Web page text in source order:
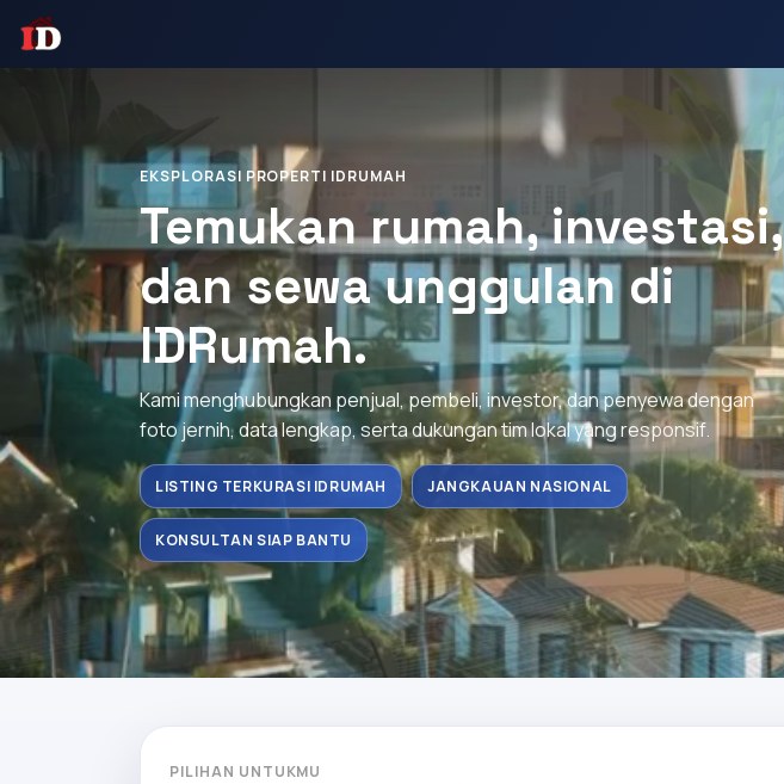
EKSPLORASI PROPERTI IDRUMAH
Temukan rumah, investasi,
dan sewa unggulan di
IDRumah.
Kami menghubungkan penjual, pembeli, investor, dan penyewa dengan
foto jernih, data lengkap, serta dukungan tim lokal yang responsif.
LISTING TERKURASI IDRUMAH JANGKAUAN NASIONAL
KONSULTAN SIAP BANTU
PILIHAN UNTUKMU